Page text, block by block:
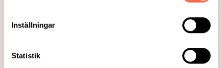
Inställningar
Statistik
2019-02-20
centraliseras i Sverige